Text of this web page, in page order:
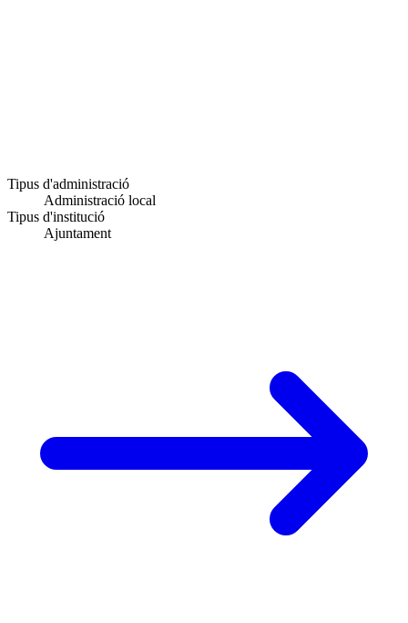
Tipus d'administració
Administració local
Tipus d'institució
Ajuntament